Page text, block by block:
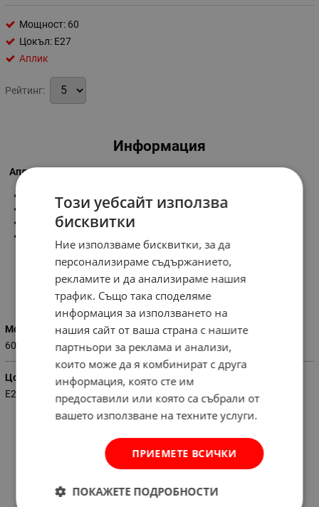
Мощност: 60
Цокъл: E27
Аплик
Рейтинг:
Информация
Аплик Сиде
Размери:
Мощност:60 W
Цокъл:Е27
Характеристики
Мощност
60
Цокъл
E27
Този уебсайт използва
бисквитки
Ние използваме бисквитки, за да
персонализираме съдържанието,
рекламите и да анализираме нашия
трафик. Също така споделяме
информация за използването на
нашия сайт от ваша страна с нашите
партньори за реклама и анализи,
които може да я комбинират с друга
информация, която сте им
предоставили или която са събрали от
вашето използване на техните услуги.
ПРИЕМЕТЕ ВСИЧКИ
ПОКАЖЕТЕ ПОДРОБНОСТИ